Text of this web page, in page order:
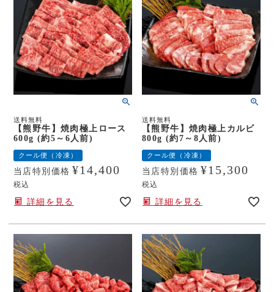
送料無料
【熊野牛】焼肉極上ロース
600g (約5～6人前)
クール便（冷凍）
当店特別価格 ¥14,400
税込
詳細を見る
送料無料
【熊野牛】焼肉極上カルビ
800g (約7～8人前)
クール便（冷凍）
当店特別価格 ¥15,300
税込
詳細を見る